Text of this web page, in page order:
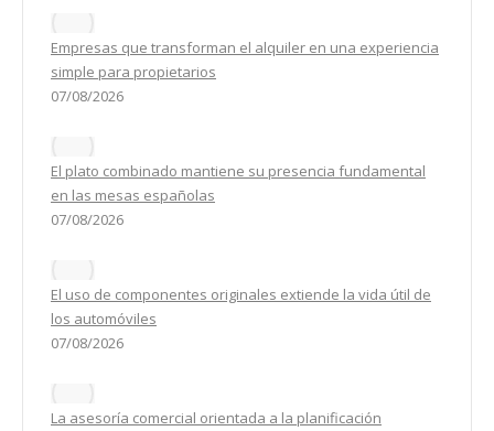
Empresas que transforman el alquiler en una experiencia
simple para propietarios
07/08/2026
El plato combinado mantiene su presencia fundamental
en las mesas españolas
07/08/2026
El uso de componentes originales extiende la vida útil de
los automóviles
07/08/2026
La asesoría comercial orientada a la planificación